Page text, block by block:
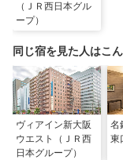
（ＪＲ西日本グル
ープ）
同じ宿を見た人はこ
ヴィアイン新大阪
ウエスト（ＪＲ西
日本グループ）
名
東